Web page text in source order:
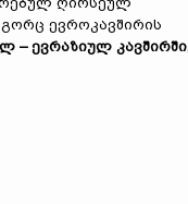
ევროკავშირის
–ევრაზიულ კავშირში